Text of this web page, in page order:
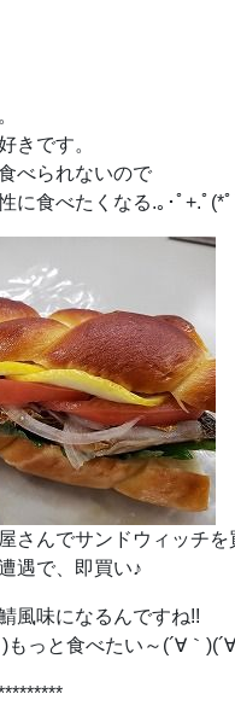
きです。
べられないので
に食べたくなる.｡･ﾟ+.ﾟ(*
さんでサンドウィッチを
遇で、即買い♪
風味になるんですね!!
っと食べたい～(´∀｀